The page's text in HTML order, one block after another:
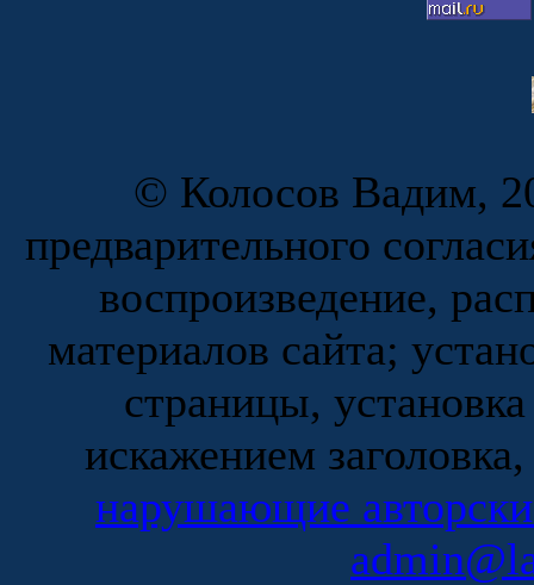
© Колосов Вадим,
предварительного
воспроизведение,
материалов сайта;
страницы,
искажением
нарушающие